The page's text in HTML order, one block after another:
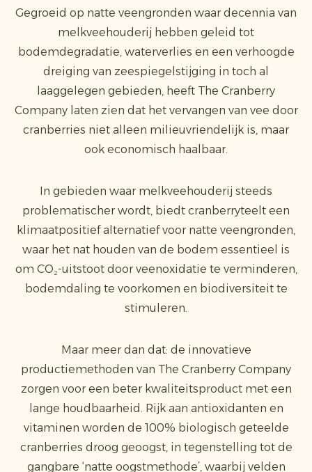
Gegroeid op natte veengronden waar decennia van
melkveehouderij hebben geleid tot
bodemdegradatie, waterverlies en een verhoogde
dreiging van zeespiegelstijging in toch al
laaggelegen gebieden, heeft The Cranberry
Company laten zien dat het vervangen van vee door
cranberries niet alleen milieuvriendelijk is, maar
ook economisch haalbaar.
In gebieden waar melkveehouderij steeds
problematischer wordt, biedt cranberryteelt een
klimaatpositief alternatief voor natte veengronden,
waar het nat houden van de bodem essentieel is
om CO₂-uitstoot door veenoxidatie te verminderen,
bodemdaling te voorkomen en biodiversiteit te
stimuleren.
Maar meer dan dat: de innovatieve
productiemethoden van The Cranberry Company
zorgen voor een beter kwaliteitsproduct met een
lange houdbaarheid. Rijk aan antioxidanten en
vitaminen worden de 100% biologisch geteelde
cranberries droog geoogst, in tegenstelling tot de
gangbare ‘natte oogstmethode’, waarbij velden